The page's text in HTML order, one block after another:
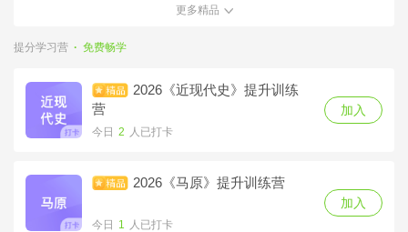
2025《毛概》考点冲刺夺分
今日 0
营
加入
夺分营
加入
更多精品
提分学习营 · 免费畅学
2026《近现代史》提升训练
营
今日 2 人已打卡
加入
2026《马原》提升训练营
今日 1 人已打卡
加入